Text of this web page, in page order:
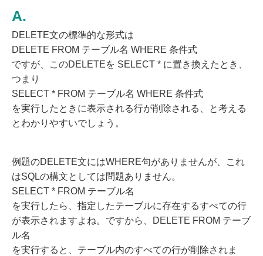
DELETE文の標準的な形式は
DELETE FROM テーブル名 WHERE 条件式
ですが、このDELETEを SELECT * に置き換えたとき、
つまり
SELECT * FROM テーブル名 WHERE 条件式
を実行したときに表示される行が削除される、と考える
とわかりやすいでしょう。
例題のDELETE文にはWHERE句がありませんが、これ
はSQLの構文としては問題ありません。
SELECT * FROM テーブル名
を実行したら、指定したテーブルに存在するすべての行
が表示されますよね。ですから、DELETE FROM テーブ
ル名
を実行すると、テーブル内のすべての行が削除されま